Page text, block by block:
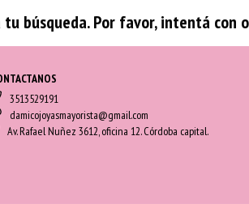
búsqueda. Por favor, intentá con
3513529191
damicojoyasmayorista@gmail.com
Av. Rafael Nuñez 3612, oficina 12. Córdoba capital.